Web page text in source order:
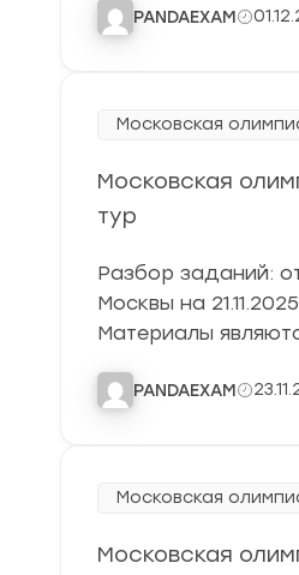
PANDAEXAM
Московская
Московская
тур
Разбор заданий:
Москвы на
Материалы
PANDAEXAM
Московская
Московская